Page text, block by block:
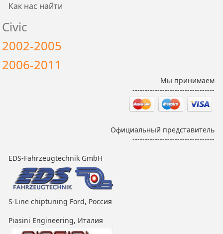
Как нас найти
Civic
2002-2005
2006-2011
Мы принимаем
---------------------------------
Официальный представитель
---------------------------------
EDS-Fahrzeugtechnik GmbH
S-Line chiptuning Ford, Россия
Piasini Engineering, Италия